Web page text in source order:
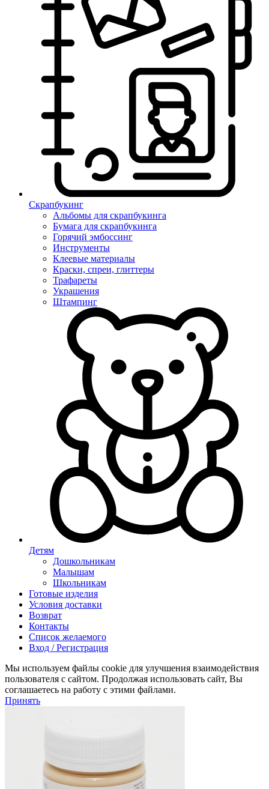
Скрапбукинг
Альбомы для скрапбукинга
Бумага для скрапбукинга
Горячий эмбоссинг
Инструменты
Клеевые материалы
Краски, спреи, глиттеры
Трафареты
Украшения
Штампинг
Детям
Дошкольникам
Малышам
Школьникам
Готовые изделия
Условия доставки
Возврат
Контакты
Список желаемого
Вход / Регистрация
Мы используем файлы cookie для улучшения взаимодействия
пользователя с сайтом. Продолжая использовать сайт, Вы
соглашаетесь на работу с этими файлами.
Принять